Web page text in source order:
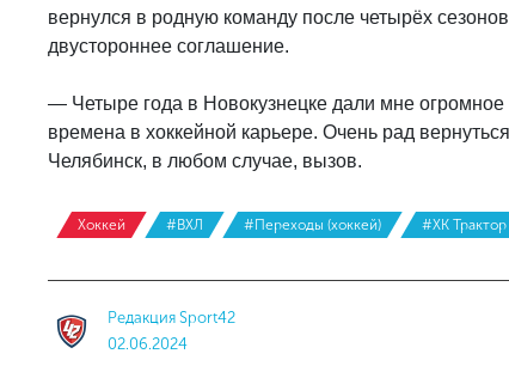
вернулся в родную команду после четырёх
двустороннее соглашение.
— Четыре года в Новокузнецке дали мне
времена в хоккейной карьере. Очень рад
Челябинск, в любом случае, вызов.
Хоккей #ВХЛ #Переходы (хоккей) #ХК Трактор
Редакция Sport42
02.06.2024